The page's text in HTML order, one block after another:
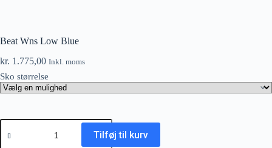
Beat Wns Low Blue
kr. 1.775,00 Inkl. moms
Sko størrelse
Beat
Wns
Tilføj til kurv